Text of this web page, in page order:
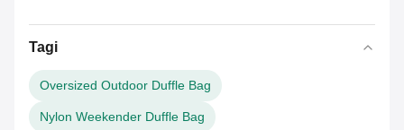
Tagi
Oversized Outdoor Duffle Bag
Nylon Weekender Duffle Bag